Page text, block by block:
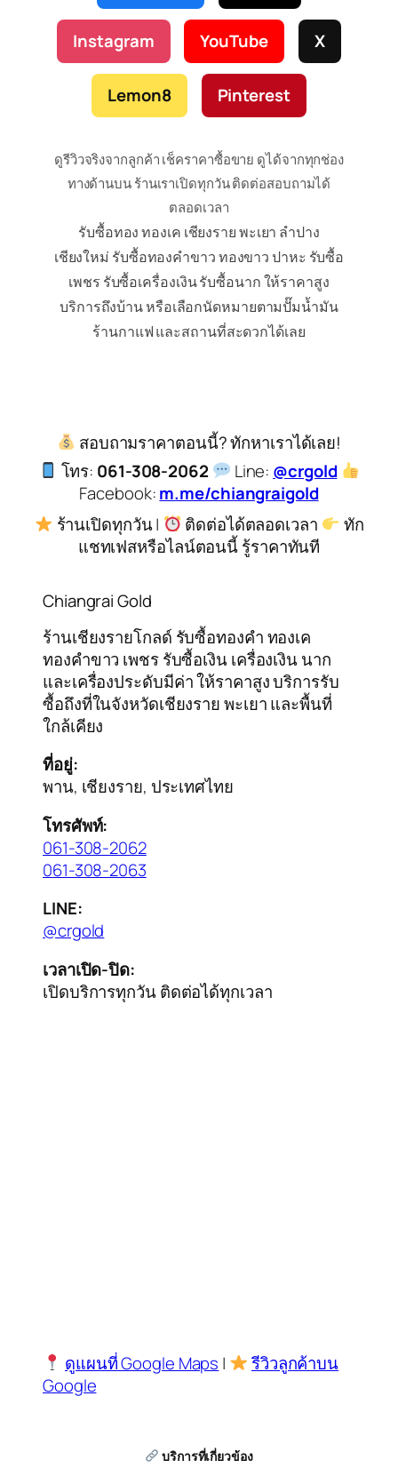
Instagram YouTube X
Lemon8 Pinterest
ดูรีวิวจริงจากลูกค้า เช็คราคาซื้อขาย ดูได้จากทุกช่อง
ทางด้านบน ร้านเราเปิดทุกวัน ติดต่อสอบถามได้
ตลอดเวลา
รับซื้อทอง ทองเค เชียงราย พะเยา ลำปาง
เชียงใหม่ รับซื้อทองคำขาว ทองขาว ปาหะ รับซื้อ
เพชร รับซื้อเครื่องเงิน รับซื้อนาก ให้ราคาสูง
บริการถึงบ้าน หรือเลือกนัดหมายตามปั๊มน้ำมัน
ร้านกาแฟ และสถานที่สะดวกได้เลย
สอบถามราคาตอนนี้? ทักหาเราได้เลย!
โทร: 061-308-2062 Line: @crgold
Facebook:m.me/chiangraigold
ร้านเปิดทุกวัน |
ติดต่อได้ตลอดเวลา
ทัก
แชทเฟสหรือไลน์ตอนนี้ รู้ราคาทันที
Chiangrai Gold
ร้านเชียงรายโกลด์ รับซื้อทองคำ ทองเค
ทองคำขาว เพชร รับซื้อเงิน เครื่องเงิน นาก
และเครื่องประดับมีค่า ให้ราคาสูง บริการรับ
ซื้อถึงที่ในจังหวัดเชียงราย พะเยา และพื้นที่
ใกล้เคียง
ที่อยู่:
พาน, เชียงราย, ประเทศไทย
โทรศัพท์:
061-308-2062
061-308-2063
LINE:
@crgold
เวลาเปิด-ปิด:
เปิดบริการทุกวัน ติดต่อได้ทุกเวลา
ดูแผนที่ Google Maps |
รีวิวลูกค้าบน
Google
บริการที่เกี่ยวข้อง